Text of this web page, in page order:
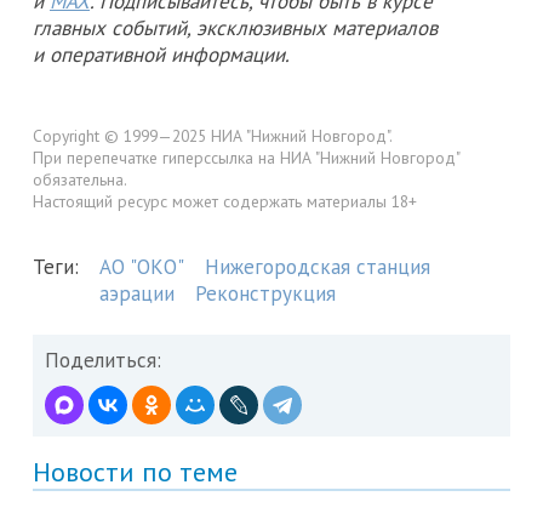
главных событий, эксклюзивных материалов
и оперативной информации.
Copyright © 1999—2025 НИА "Нижний Новгород".
При перепечатке гиперссылка на НИА "Нижний Новгород"
обязательна.
Настоящий ресурс может содержать материалы 18+
Теги: АО "ОКО"
Нижегородская станция
аэрации
Реконструкция
Поделиться:
Новости по теме